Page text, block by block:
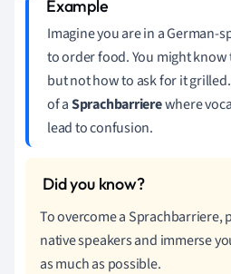
Imagine you are in a German-
to order food. You might
but not how to ask for it
of aSprachbarrierewhere
lead to confusion.
To overcome a Sprachbarriere,
native speakers and immerse
as much as possible.